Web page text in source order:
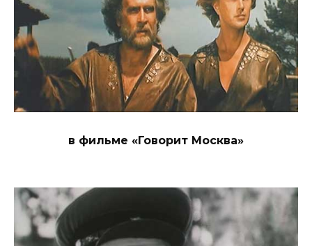
в фильме «Говорит Москва»